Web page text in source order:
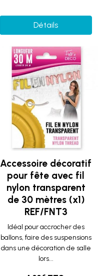
Détails
Accessoire décoratif
pour fête avec fil
nylon transparent
de 30 mètres (x1)
REF/FNT3
Idéal pour accrocher des
ballons, faire des suspensions
dans une décoration de salle
lors...